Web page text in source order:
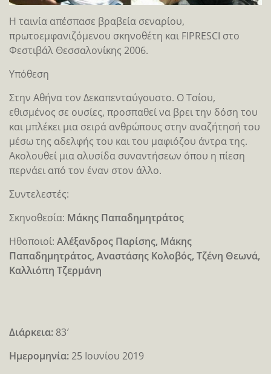
Η ταινία απέσπασε βραβεία σεναρίου,
πρωτοεμφανιζόμενου σκηνοθέτη και FIPRESCI στο
Φεστιβάλ Θεσσαλονίκης 2006.
Υπόθεση
Στην Αθήνα τον Δεκαπενταύγουστο. Ο Τσίου,
εθισμένος σε ουσίες, προσπαθεί να βρει την δόση του
και μπλέκει μια σειρά ανθρώπους στην αναζήτησή του
μέσω της αδελφής του και του μαφιόζου άντρα της.
Ακολουθεί μια αλυσίδα συναντήσεων όπου η πίεση
περνάει από τον έναν στον άλλο.
Συντελεστές:
Σκηνοθεσία: Μάκης Παπαδημητράτος
Ηθοποιοί: Αλέξανδρος Παρίσης, Μάκης
Παπαδημητράτος, Αναστάσης Κολοβός, Τζένη Θεωνά,
Καλλιόπη Τζερμάνη
Διάρκεια: 83′
Ημερομηνία:25 Ιουνίου 2019